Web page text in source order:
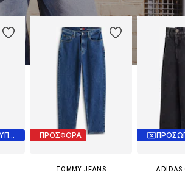
ΠΡΟΣΩΠΙΚΟ ΚΟΥΠΟΝΙ ΠΡΟΣΦΟΡΑ
TOMMY JEANS ADIDAS